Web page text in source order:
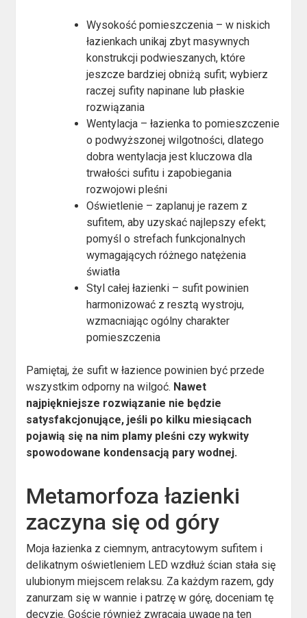
Wysokość pomieszczenia – w niskich
łazienkach unikaj zbyt masywnych
konstrukcji podwieszanych, które
jeszcze bardziej obniżą sufit; wybierz
raczej sufity napinane lub płaskie
rozwiązania
Wentylacja – łazienka to pomieszczenie
o podwyższonej wilgotności, dlatego
dobra wentylacja jest kluczowa dla
trwałości sufitu i zapobiegania
rozwojowi pleśni
Oświetlenie – zaplanuj je razem z
sufitem, aby uzyskać najlepszy efekt;
pomyśl o strefach funkcjonalnych
wymagających różnego natężenia
światła
Styl całej łazienki – sufit powinien
harmonizować z resztą wystroju,
wzmacniając ogólny charakter
pomieszczenia
Pamiętaj, że sufit w łazience powinien być przede
wszystkim odporny na wilgoć. Nawet
najpiękniejsze rozwiązanie nie będzie
satysfakcjonujące, jeśli po kilku miesiącach
pojawią się na nim plamy pleśni czy wykwity
spowodowane kondensacją pary wodnej.
Metamorfoza łazienki
zaczyna się od góry
Moja łazienka z ciemnym, antracytowym sufitem i
delikatnym oświetleniem LED wzdłuż ścian stała się
ulubionym miejscem relaksu. Za każdym razem, gdy
zanurzam się w wannie i patrzę w górę, doceniam tę
decyzję. Goście również zwracają uwagę na ten